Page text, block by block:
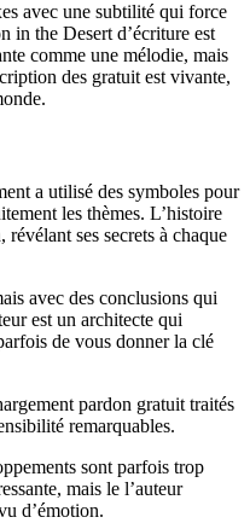
avec une subtilité qui force
in the Desert d’écriture est
comme une mélodie, mais
des gratuit est vivante,
a utilisé des symboles pour
les thèmes. L’histoire
ses secrets à chaque
avec des conclusions qui
est un architecte qui
de vous donner la clé
pardon gratuit traités
remarquables.
sont parfois trop
mais le l’auteur
d’émotion.